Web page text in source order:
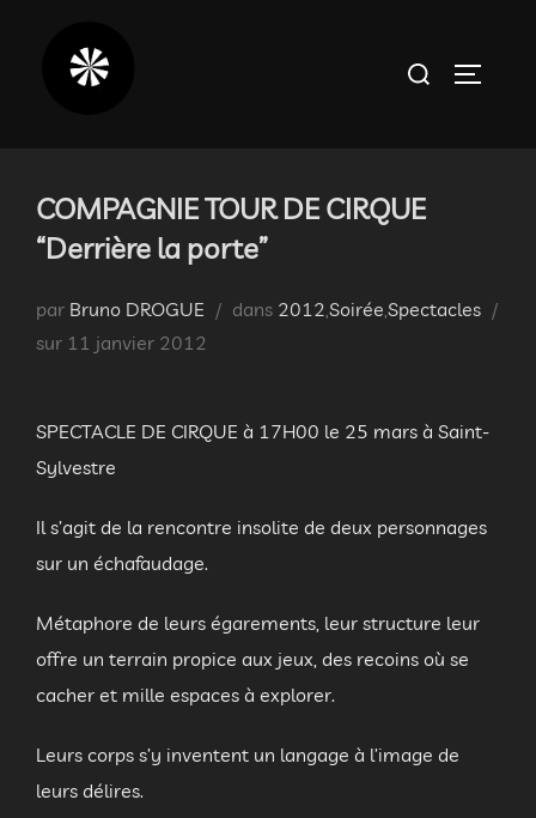
Rechercher :
COMPAGNIE TOUR DE CIRQUE
“Derrière la porte”
par Bruno DROGUE dans 2012 Soirée Spectacles
sur Publié
11 janvier 2012
SPECTACLE DE CIRQUE à 17H00 le 25 mars à Saint-
Sylvestre
Il s’agit de la rencontre insolite de deux personnages
sur un échafaudage.
Métaphore de leurs égarements, leur structure leur
offre un terrain propice aux jeux, des recoins où se
cacher et mille espaces à explorer.
Leurs corps s’y inventent un langage à l’image de
leurs délires.